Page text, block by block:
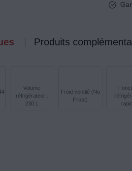
Produits
Volume
réfrigérateur :
230 L
Froid ventilé (No
Frost)